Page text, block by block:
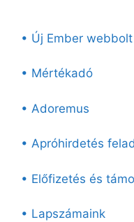
• Új Ember webbolt
• Mértékadó
• Adoremus
• Apróhirdetés
• Előfizetés és
• Lapszámaink